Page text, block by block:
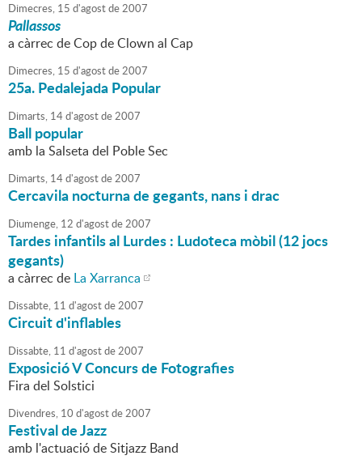
Dimecres, 15 d'agostde2007
Pallassos
a càrrec de Cop de Clown al Cap
Dimecres, 15 d'agostde2007
25a. Pedalejada Popular
Dimarts, 14d'agostde2007
Ball popular
amb la Salseta del Poble Sec
Dimarts, 14d'agostde2007
Cercavila nocturna de gegants, nans i drac
Diumenge, 12 d'agostde2007
Tardes infantils al Lurdes : Ludoteca mòbil (12 jocs
gegants)
a càrrec de La Xarranca
Dissabte, 11 d'agostde2007
Circuit d'inflables
Dissabte, 11 d'agostde2007
Exposició V Concurs de Fotografies
Fira del Solstici
Divendres, 10 d'agostde2007
Festival de Jazz
amb l'actuació de Sitjazz Band